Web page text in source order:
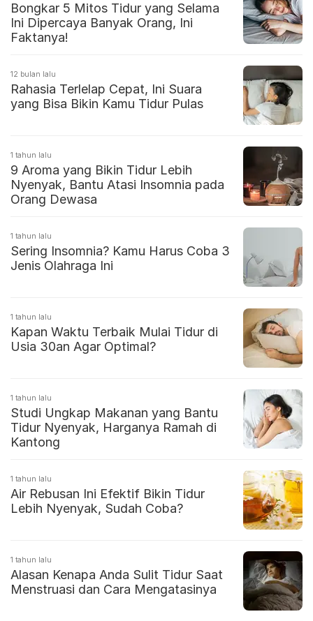
Bongkar 5 Mitos Tidur yang Selama
Ini Dipercaya Banyak Orang, Ini
Faktanya!
12 bulan lalu
Rahasia Terlelap Cepat, Ini Suara
yang Bisa Bikin Kamu Tidur Pulas
1 tahun lalu
9 Aroma yang Bikin Tidur Lebih
Nyenyak, Bantu Atasi Insomnia pada
Orang Dewasa
1 tahun lalu
Sering Insomnia? Kamu Harus Coba 3
Jenis Olahraga Ini
1 tahun lalu
Kapan Waktu Terbaik Mulai Tidur di
Usia 30an Agar Optimal?
1 tahun lalu
Studi Ungkap Makanan yang Bantu
Tidur Nyenyak, Harganya Ramah di
Kantong
1 tahun lalu
Air Rebusan Ini Efektif Bikin Tidur
Lebih Nyenyak, Sudah Coba?
1 tahun lalu
Alasan Kenapa Anda Sulit Tidur Saat
Menstruasi dan Cara Mengatasinya